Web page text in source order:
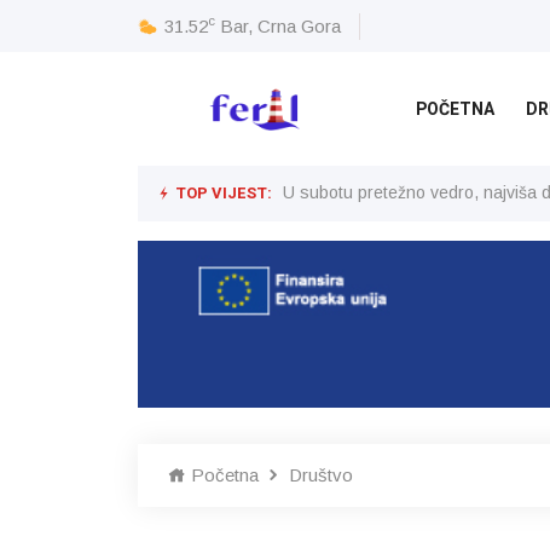
31.52c Bar, Crna Gora
POČETNA
TOP VIJEST: U subotu pretežno vedro, najviša
Početna Društvo